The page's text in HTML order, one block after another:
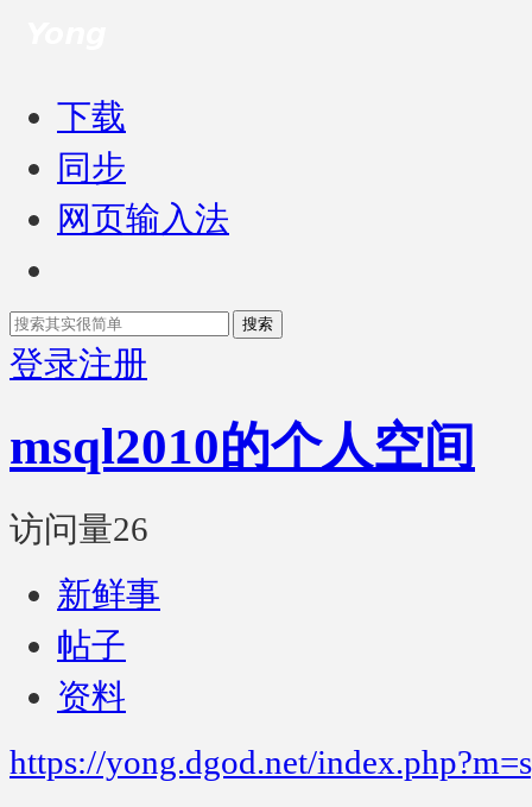
下载
同步
网页输入法
搜索
登录注册
msql2010的个人空间
访问量26
新鲜事
帖子
资料
https://yong.dgod.net/